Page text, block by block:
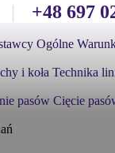
| +48 697
Ogólne
i koła Technika
pasów Cięcie